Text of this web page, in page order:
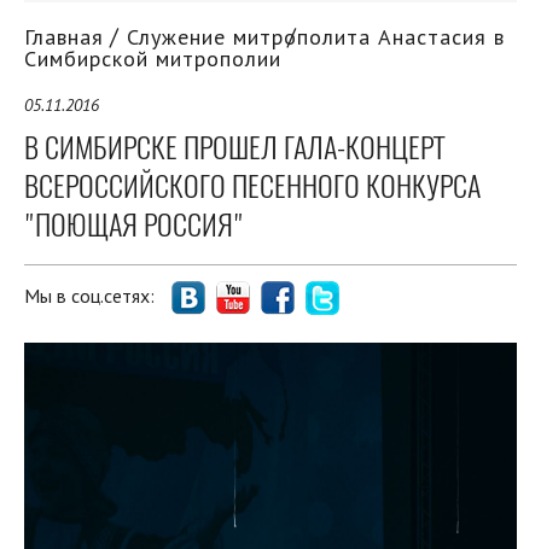
Главная Служение митрополита Анастасия в
Симбирской митрополии
05.11.2016
В СИМБИРСКЕ ПРОШЕЛ ГАЛА-КОНЦЕРТ
ВСЕРОССИЙСКОГО ПЕСЕННОГО КОНКУРСА
"ПОЮЩАЯ РОССИЯ"
Мы в соц.сетях: